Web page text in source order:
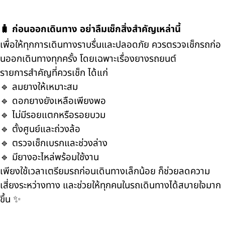
🧳 ก่อนออกเดินทาง อย่าลืมเช็กสิ่งสำคัญเหล่านี้
เพื่อให้ทุกการเดินทางราบรื่นและปลอดภัย ควรตรวจเช็กรถก่อ
นออกเดินทางทุกครั้ง โดยเฉพาะเรื่องยางรถยนต์
รายการสำคัญที่ควรเช็ก ได้แก่
🔹 ลมยางให้เหมาะสม
🔹 ดอกยางยังเหลือเพียงพอ
🔹 ไม่มีรอยแตกหรือรอยบวม
🔹 ตั้งศูนย์และถ่วงล้อ
🔹 ตรวจเช็กเบรกและช่วงล่าง
🔹 มียางอะไหล่พร้อมใช้งาน
เพียงใช้เวลาเตรียมรถก่อนเดินทางเล็กน้อย ก็ช่วยลดความ
เสี่ยงระหว่างทาง และช่วยให้ทุกคนในรถเดินทางได้สบายใจมาก
ขึ้น ✨